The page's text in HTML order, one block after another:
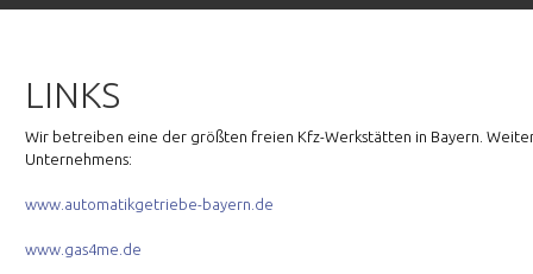
LINKS
Wir betreiben eine der größten freien Kfz-Werkstätten in Bayern.
Unternehmens:
www.automatikgetriebe-bayern.de
www.gas4me.de